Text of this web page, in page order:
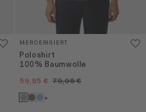
MERCERISIERT
Poloshirt
100% Baumwolle
59,95 € 79,95 €
+